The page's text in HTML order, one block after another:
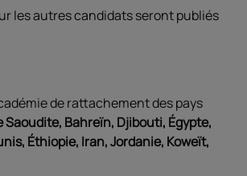
les autres candidats seront publiés
de rattachement des pays
Saoudite, Bahreïn, Djibouti, Égypte,
Éthiopie, Iran, Jordanie, Koweït,